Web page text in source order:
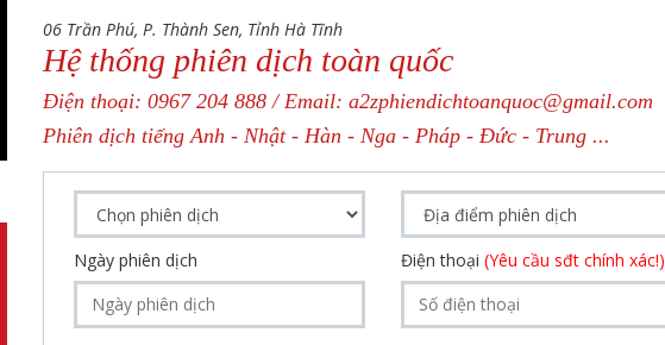
06 Trần Phú, P. Thành Sen, Tỉnh Hà Tĩnh
Hệ thống phiên dịch toàn quốc
Điện thoại: 0967 204 888 / Email: a2zphiendichtoanquoc@gmail.com
Phiên dịch tiếng Anh - Nhật - Hàn - Nga - Pháp - Đức - Trung ...
Ngày phiên dịch Điện thoại (Yêu cầu sđt chính xác!)